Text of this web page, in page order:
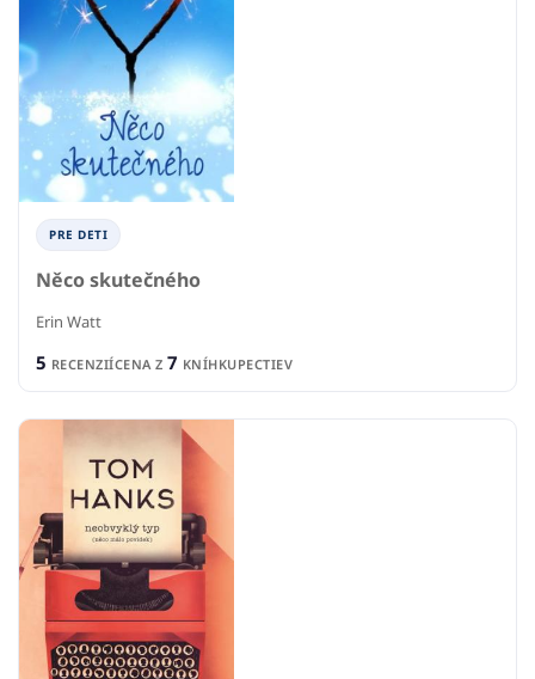
PRE DETI
Něco skutečného
Erin Watt
5 RECENZIÍCENA Z 7 KNÍHKUPECTIEV